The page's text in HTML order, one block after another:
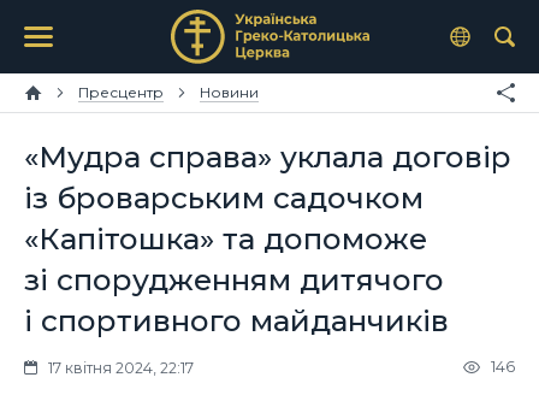
Пресцентр Новини
«Мудра справа» уклала договір
із броварським садочком
«Капітошка» та допоможе
зі спорудженням дитячого
і спортивного майданчиків
17 квітня 2024, 22:17 146